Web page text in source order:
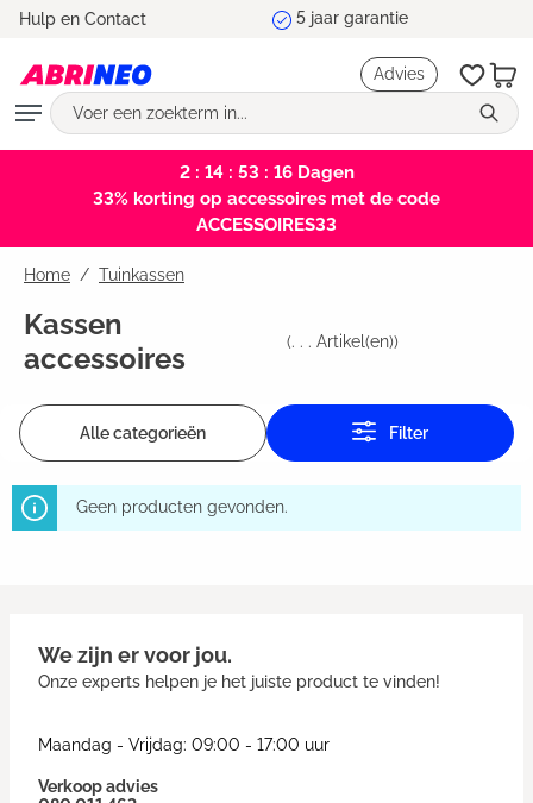
Hulp en Contact
Advies
2 : 14 : 53 : 16Dagen
33% korting op accessoires met de code
ACCESSOIRES33
Home Tuinkassen
Kassen
accessoires
(. . . Artikel(en))
Alle categorieën Filter
Geen producten gevonden.
We zijn er voor jou.
Onze experts helpen je het juiste product te vinden!
Maandag - Vrijdag: 09:00 - 17:00 uur
Verkoop advies